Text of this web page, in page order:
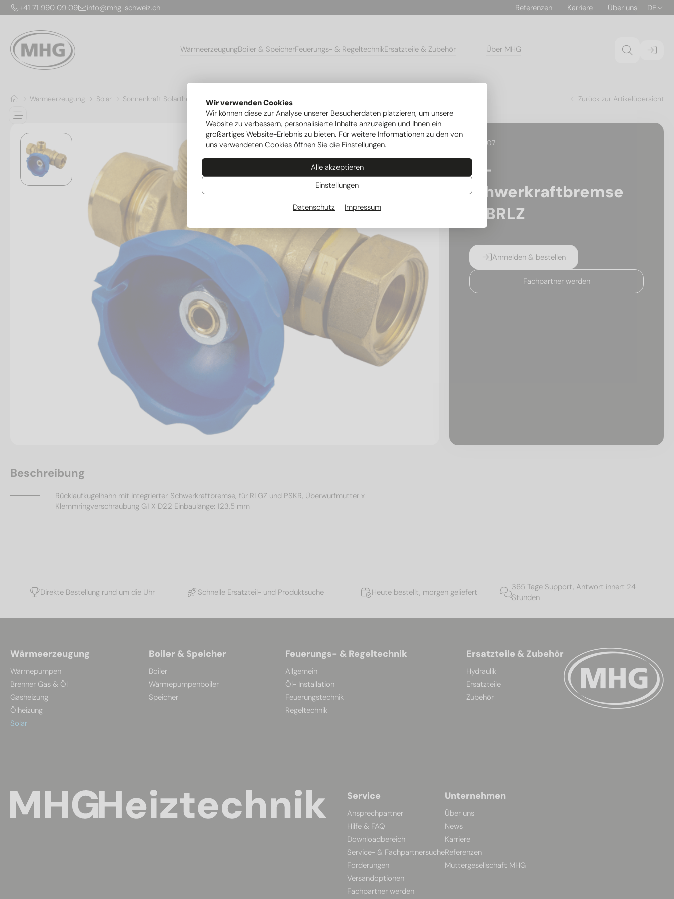
Wir verwenden Cookies
Wir können diese zur Analyse unserer Besucherdaten platzieren, um unsere
Website zu verbessern, personalisierte Inhalte anzuzeigen und Ihnen ein
großartiges Website-Erlebnis zu bieten. Für weitere Informationen zu den von
uns verwendeten Cookies öffnen Sie die Einstellungen.
Alle akzeptieren
Einstellungen
Datenschutz Impressum
+41 71 990 09 09 info@mhg-schweiz.ch Referenzen Karriere Über uns DE
WärmeerzeugungBoiler & SpeicherFeuerungs- & RegeltechnikErsatzteile & Zubehör Über MHG
Wärmeerzeugung Solar Sonnenkraft Solarthermie RL-Schwerkraftbremse SKBRLZ Zurück zur Artikelübersicht
18.130307
RL-
Schwerkraftbremse
SKBRLZ
Anmelden & bestellen
Fachpartner werden
Beschreibung
Rücklaufkugelhahn mit integrierter Schwerkraftbremse, für RLGZ und PSKR, Überwurfmutter x
Klemmringverschraubung G1 X D22 Einbaulänge: 123,5 mm
Direkte Bestellung rund um die Uhr Schnelle Ersatzteil- und Produktsuche Heute bestellt, morgen geliefert
365 Tage Support, Antwort innert 24
Stunden
Wärmeerzeugung
Wärmepumpen
Brenner Gas & Öl
Gasheizung
Ölheizung
Solar
Boiler & Speicher
Boiler
Wärmepumpenboiler
Speicher
Feuerungs- & Regeltechnik
Allgemein
Öl- Installation
Feuerungstechnik
Regeltechnik
Ersatzteile & Zubehör
Hydraulik
Ersatzteile
Zubehör
Service
Ansprechpartner
Hilfe & FAQ
Downloadbereich
Service- & Fachpartnersuche
Förderungen
Versandoptionen
Fachpartner werden
Unternehmen
Über uns
News
Karriere
Referenzen
Muttergesellschaft MHG